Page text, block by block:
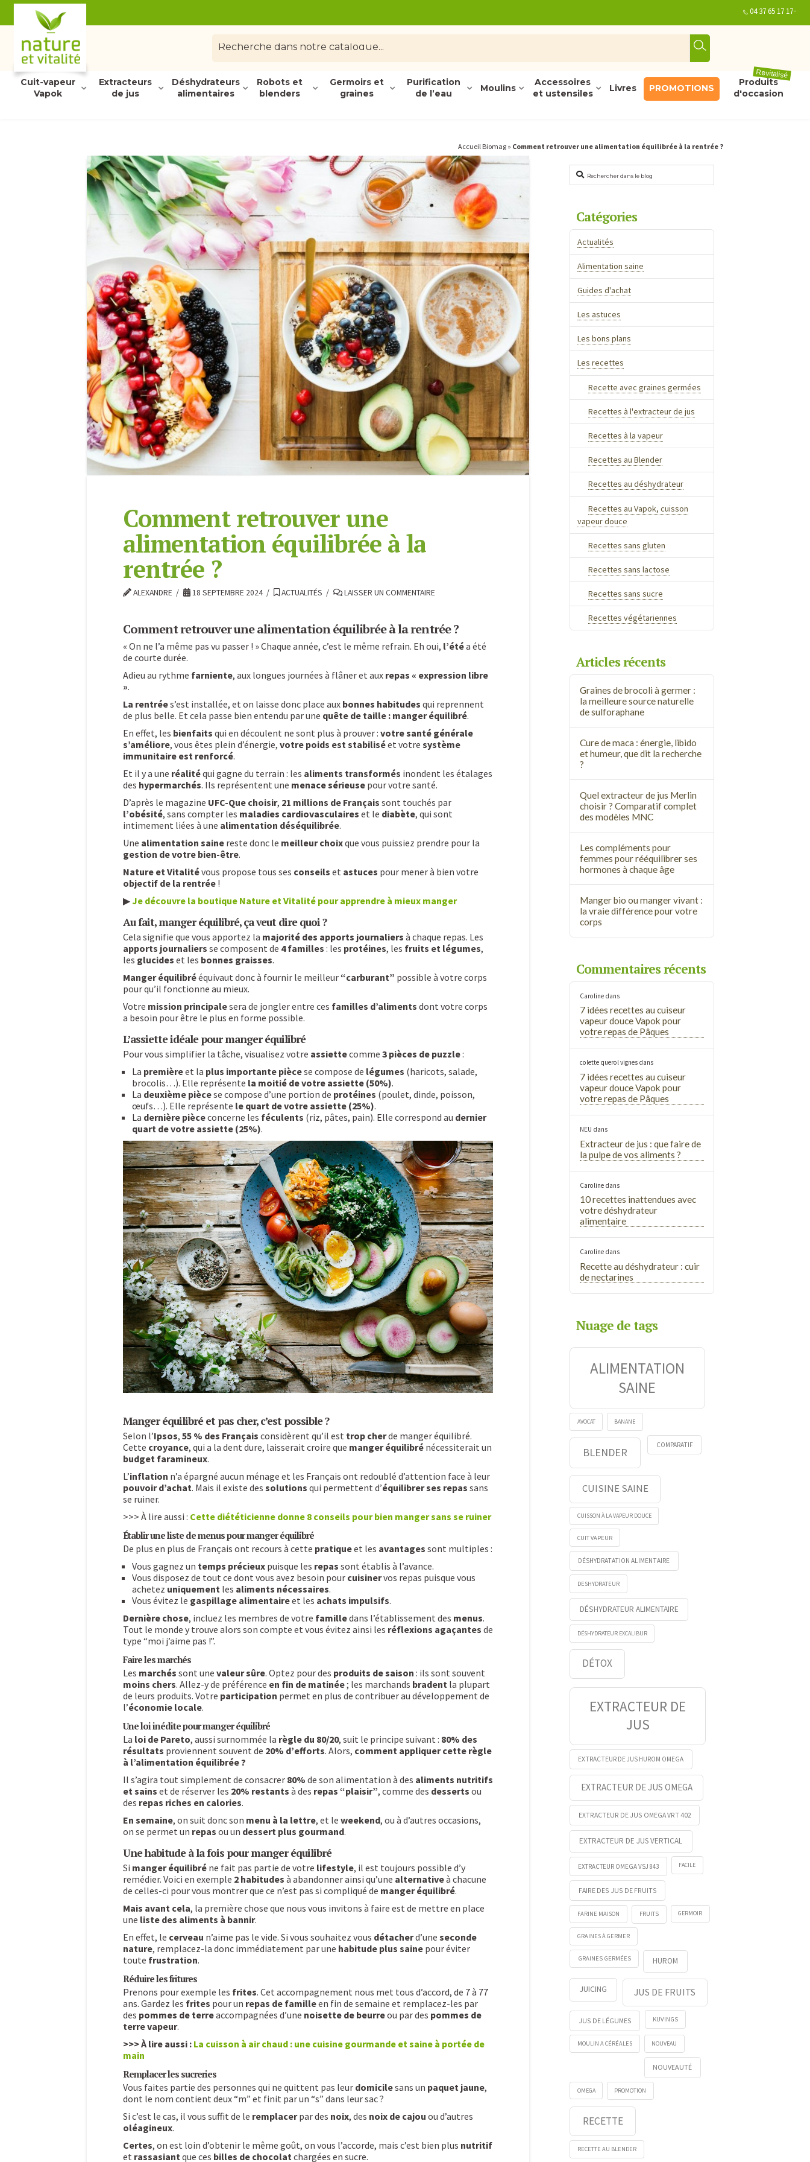
04 37 65 17 17
Cuit-vapeur
Vapok
Extracteurs
de jus
Déshydrateurs
alimentaires
Robots et
blenders
Germoirs et
graines
Purification
de l’eau
Moulins
Accessoires
et ustensiles
Livres PROMOTIONS
Produits
d'occasion
Revitalisé
Accueil Biomag » Comment retrouver une alimentation équilibrée à la rentrée ?
Comment retrouver une
alimentation équilibrée à la
rentrée ?
ALEXANDRE 18 SEPTEMBRE 2024 ACTUALITÉS LAISSER UN COMMENTAIRE
Comment retrouver une alimentation équilibrée à la rentrée ?
« On ne l’a même pas vu passer ! » Chaque année, c’est le même refrain. Eh oui, l’étéa été
de courte durée.
Adieu au rythme farniente, aux longues journées à flâner et aux repas « expression libre
».
La rentrées’est installée, et on laisse donc place aux bonnes habitudes qui reprennent
de plus belle. Et cela passe bien entendu par une quête de taille : manger équilibré.
En effet, les bienfaits qui en découlent ne sont plus à prouver : votre santé générale
s’améliore, vous êtes plein d’énergie, votre poids est stabiliséet votre système
immunitaire est renforcé.
Et il y a une réalitéqui gagne du terrain : les aliments transformés inondent les étalages
des hypermarchés. Ils représentent une menace sérieuse pour votre santé.
D’après le magazine UFC-Que choisir, 21 millions de Français sont touchés par
l’obésité, sans compter les maladies cardiovasculaires et le diabète, qui sont
intimement liées à une alimentation déséquilibrée.
Une alimentation saine reste donc le meilleur choixque vous puissiez prendre pour la
gestion de votre bien-être.
Nature et Vitalitévous propose tous ses conseils et astuces pour mener à bien votre
objectif de la rentrée !
▶Je découvre la boutique Nature et Vitalité pour apprendre à mieux manger
Au fait, manger équilibré, ça veut dire quoi ?
Cela signifie que vous apportez la majorité des apports journaliers à chaque repas. Les
apports journaliers se composent de 4 familles : les protéines, les fruits et légumes,
les glucides et les bonnes graisses.
Manger équilibrééquivaut donc à fournir le meilleur “carburant” possible à votre corps
pour qu’il fonctionne au mieux.
Votre mission principalesera de jongler entre ces familles d’aliments dont votre corps
a besoin pour être le plus en forme possible.
L’assiette idéale pour manger équilibré
Pour vous simplifier la tâche, visualisez votre assiettecomme 3 pièces de puzzle:
La premièreet la plus importante piècese compose de légumes (haricots, salade,
brocolis…). Elle représente la moitié de votre assiette (50%).
La deuxième piècese compose d’une portion de protéines (poulet, dinde, poisson,
œufs…). Elle représente le quart de votre assiette (25%).
La dernière pièceconcerne les féculents (riz, pâtes, pain). Elle correspond au dernier
quart de votre assiette (25%).
Manger équilibré et pas cher, c’est possible ?
Selon l’Ipsos, 55 % des Français considèrent qu’il est trop cherde manger équilibré.
Cette croyance, qui a la dent dure, laisserait croire que manger équilibré nécessiterait un
budget faramineux.
L’inflation n’a épargné aucun ménage et les Français ont redoublé d’attention face à leur
pouvoir d’achat. Mais il existe des solutions qui permettent d’équilibrer ses repas sans
se ruiner.
>>> À lire aussi : Cette diététicienne donne 8 conseils pour bien manger sans se ruiner
Établir une liste de menus pour manger équilibré
De plus en plus de Français ont recours à cette pratiqueet les avantages sont multiples :
Vous gagnez un temps précieux puisque les repas sont établis à l’avance.
Vous disposez de tout ce dont vous avez besoin pour cuisinervos repas puisque vous
achetez uniquement les aliments nécessaires.
Vous évitez le gaspillage alimentaireet les achats impulsifs.
Dernière chose, incluez les membres de votre familledans l’établissement des menus.
Tout le monde y trouve alors son compte et vous évitez ainsi les réflexions agaçantes de
type “moi j’aime pas !”.
Faire les marchés
Les marchés sont une valeur sûre. Optez pour des produits de saison : ils sont souvent
moins chers. Allez-y de préférence en fin de matinée; les marchands bradent la plupart
de leurs produits. Votre participation permet en plus de contribuer au développement de
l’économie locale.
Une loi inédite pour manger équilibré
La loi de Pareto, aussi surnommée la règle du 80/20, suit le principe suivant : 80% des
résultats proviennent souvent de 20% d’efforts. Alors, comment appliquer cette règle
à l’alimentation équilibrée ?
Il s’agira tout simplement de consacrer 80% de son alimentation à des aliments nutritifs
et sains et de réserver les 20% restants à des repas “plaisir”, comme des desserts ou
des repas riches en calories.
En semaine, on suit donc son menu à la lettre, et le weekend, ou à d’autres occasions,
on se permet un repas ou un dessert plus gourmand.
Une habitude à la fois pour manger équilibré
Si manger équilibré ne fait pas partie de votre lifestyle, il est toujours possible d’y
remédier. Voici en exemple 2 habitudes à abandonner ainsi qu’une alternativeà chacune
de celles-ci pour vous montrer que ce n’est pas si compliqué de manger équilibré.
Mais avant cela, la première chose que nous vous invitons à faire est de mettre en place
une liste des aliments à bannir.
En effet, le cerveau n’aime pas le vide. Si vous souhaitez vous détacherd’une seconde
nature, remplacez-la donc immédiatement par une habitude plus saine pour éviter
toute frustration.
Réduire les fritures
Prenons pour exemple les frites. Cet accompagnement nous met tous d’accord, de 7 à 77
ans. Gardez les frites pour un repas de familleen fin de semaine et remplacez-les par
des pommes de terreaccompagnées d’une noisette de beurreou par des pommes de
terre vapeur.
>>> À lire aussi : La cuisson à air chaud : une cuisine gourmande et saine à portée de
main
Remplacer les sucreries
Vous faites partie des personnes qui ne quittent pas leur domicilesans un paquet jaune,
dont le nom contient deux “m” et finit par un “s” dans leur sac ?
Si c’est le cas, il vous suffit de le remplacerpar des noix, des noix de cajou ou d’autres
oléagineux.
Certes, on est loin d’obtenir le même goût, on vous l’accorde, mais c’est bien plus nutritif
et rassasiantque ces billes de chocolatchargées en sucre.
Rechercher
Catégories
Actualités
Alimentation saine
Guides d'achat
Les astuces
Les bons plans
Les recettes
Recette avec graines germées
Recettes à l'extracteur de jus
Recettes à la vapeur
Recettes au Blender
Recettes au déshydrateur
Recettes au Vapok, cuisson
vapeur douce
Recettes sans gluten
Recettes sans lactose
Recettes sans sucre
Recettes végétariennes
Articles récents
Graines de brocoli à germer :
la meilleure source naturelle
de sulforaphane
Cure de maca : énergie, libido
et humeur, que dit la recherche
?
Quel extracteur de jus Merlin
choisir ? Comparatif complet
des modèles MNC
Les compléments pour
femmes pour rééquilibrer ses
hormones à chaque âge
Manger bio ou manger vivant :
la vraie différence pour votre
corps
Commentaires récents
Caroline dans
7 idées recettes au cuiseur
vapeur douce Vapok pour
votre repas de Pâques
colette querol vignes dans
7 idées recettes au cuiseur
vapeur douce Vapok pour
votre repas de Pâques
NEU dans
Extracteur de jus : que faire de
la pulpe de vos aliments ?
Caroline dans
10 recettes inattendues avec
votre déshydrateur
alimentaire
Caroline dans
Recette au déshydrateur : cuir
de nectarines
Nuage de tags
ALIMENTATION
SAINE
AVOCAT BANANE
BLENDER
COMPARATIF
CUISINE SAINE
CUISSON À LA VAPEUR DOUCE
CUIT VAPEUR
DÉSHYDRATATION ALIMENTAIRE
DESHYDRATEUR
DÉSHYDRATEUR ALIMENTAIRE
DÉSHYDRATEUR EXCALIBUR
DÉTOX
EXTRACTEUR DE
JUS
EXTRACTEUR DE JUS HUROM OMEGA
EXTRACTEUR DE JUS OMEGA
EXTRACTEUR DE JUS OMEGA VRT 402
EXTRACTEUR DE JUS VERTICAL
EXTRACTEUR OMEGA VSJ 843 FACILE
FAIRE DES JUS DE FRUITS
FARINE MAISON FRUITS GERMOIR
GRAINES À GERMER
GRAINES GERMÉES HUROM
JUICING JUS DE FRUITS
JUS DE LÉGUMES KUVINGS
MOULIN A CÉRÉALES NOUVEAU
NOUVEAUTÉ
OMEGA PROMOTION
RECETTE
RECETTE AU BLENDER